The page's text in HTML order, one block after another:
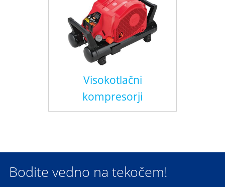
Visokotlačni
kompresorji
Bodite vedno na tekočem!